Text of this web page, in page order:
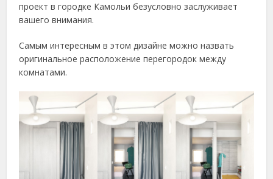
проект в городке Камольи безусловно заслуживает
вашего внимания.
Самым интересным в этом дизайне можно назвать
оригинальное расположение перегородок между
комнатами.